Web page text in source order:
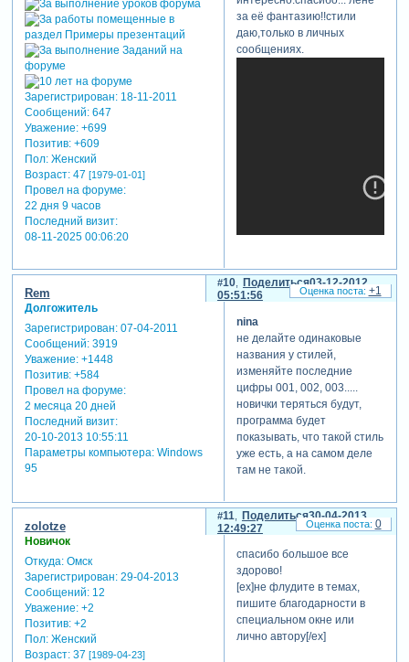
Зарегистрирован: 18-11-2011
Сообщений:647
Уважение: +699
Позитив: +609
Пол:Женский
Возраст:47 [1979-01-01]
Провел на форуме:
22 дня 9 часов
Последний визит:
08-11-2025 00:06:20
за её фантазию!!стили
даю,только в личных
сообщениях.
отредактировано nina (02-
12-2012 20:58:59)
Поделиться
10
03-12-2012
05:51:56
Rem
Долгожитель
Зарегистрирован: 07-04-2011
Сообщений:3919
Уважение: +1448
Позитив: +584
Провел на форуме:
2 месяца 20 дней
Последний визит:
20-10-2013 10:55:11
Параметры компьютера:Windows
95
nina
не делайте одинаковые
названия у стилей,
изменяйте последние
цифры 001, 002, 003.....
новички теряться будут,
программа будет
показывать, что такой стиль
уже есть, а на самом деле
там не такой.
+1
Поделиться
11
30-04-2013
12:49:27
zolotze
Новичок
Откуда:Омск
Зарегистрирован: 29-04-2013
Сообщений:12
Уважение: +2
Позитив: +2
Пол:Женский
Возраст:37 [1989-04-23]
спасибо большое все
здорово!
[ex]не флудите в темах,
пишите благодарности в
специальном окне или
лично автору[/ex]
0